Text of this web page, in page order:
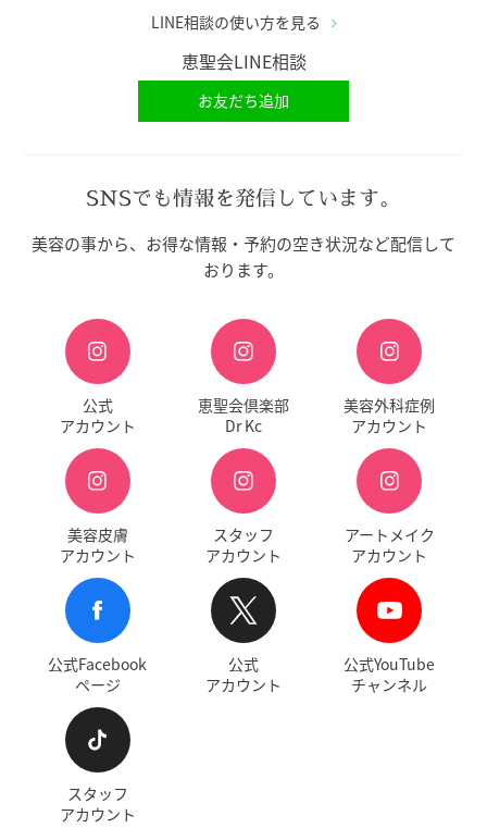
LINE相談の使い方を見る
恵聖会LINE相談
お友だち追加
SNSでも情報を発信しています。
美容の事から、お得な情報・予約の空き状況など配信して
おります。
公式
アカウント
恵聖会倶楽部
Dr Kc
美容外科症例
アカウント
美容皮膚
アカウント
スタッフ
アカウント
アートメイク
アカウント
公式Facebook
ページ
公式
アカウント
公式YouTube
チャンネル
スタッフ
アカウント